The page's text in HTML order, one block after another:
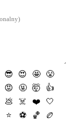
😎 😍 🤩
😤
😡 🤬 🤯
👍
💩 ☠️ ❤️
🤍
⭐️ ⚽️ 🏀
🏉